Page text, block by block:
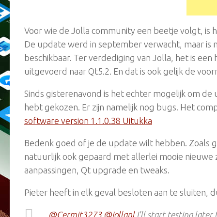
Voor wie de Jolla community een beetje volgt, is
De update werd in september verwacht, maar is
beschikbaar. Ter verdediging van Jolla, het is
uitgevoerd naar Qt5.2. En dat is ook gelijk de
Sinds gisterenavond is het echter mogelijk om
hebt gekozen. Er zijn namelijk nog bugs. Het
software version 1.1.0.38 Uitukka
Bedenk goed of je de update wilt hebben. Zoals
natuurlijk ook gepaard met allerlei mooie
aanpassingen, Qt upgrade en tweaks.
Pieter heeft in elk geval besloten aan te sluiten,
@Cermit3273 @jollanlI'll start testing later